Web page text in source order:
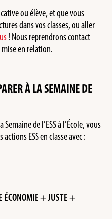
ou élève, et que vous
dans vos classes, ou aller
! Nous reprendrons contact
en relation.
À LA SEMAINE DE
de l’ESS à l’École, vous
ESS en classe avec :
ÉCONOMIE + JUSTE +